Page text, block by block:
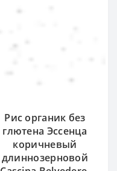
Рис органик без
глютена Эссенца
коричневый
длиннозерновой